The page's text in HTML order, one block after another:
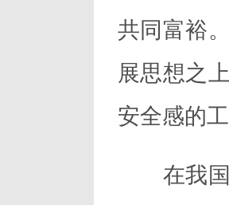
共同富裕
展思想之
安全感的
在我国